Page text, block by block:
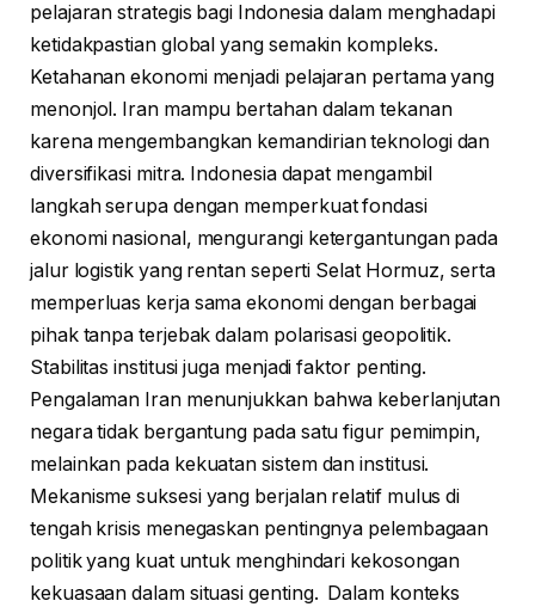
pelajaran strategis bagi Indonesia dalam menghadapi
ketidakpastian global yang semakin kompleks.
Ketahanan ekonomi menjadi pelajaran pertama yang
menonjol. Iran mampu bertahan dalam tekanan
karena mengembangkan kemandirian teknologi dan
diversifikasi mitra. Indonesia dapat mengambil
langkah serupa dengan memperkuat fondasi
ekonomi nasional, mengurangi ketergantungan pada
jalur logistik yang rentan seperti Selat Hormuz, serta
memperluas kerja sama ekonomi dengan berbagai
pihak tanpa terjebak dalam polarisasi geopolitik.
Stabilitas institusi juga menjadi faktor penting.
Pengalaman Iran menunjukkan bahwa keberlanjutan
negara tidak bergantung pada satu figur pemimpin,
melainkan pada kekuatan sistem dan institusi.
Mekanisme suksesi yang berjalan relatif mulus di
tengah krisis menegaskan pentingnya pelembagaan
politik yang kuat untuk menghindari kekosongan
kekuasaan dalam situasi genting. Dalam konteks